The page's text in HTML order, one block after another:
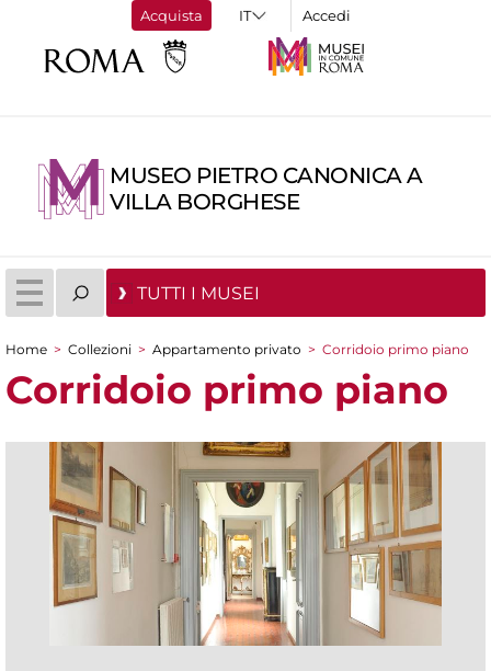
Acquista Accedi
MUSEO PIETRO CANONICA A
VILLA BORGHESE
TUTTI I MUSEI
Tu sei qui
Home > Collezioni > Appartamento privato > Corridoio primo piano
Corridoio primo piano